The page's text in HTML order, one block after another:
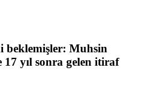
beklemişler: Muhsin
17 yıl sonra gelen itiraf